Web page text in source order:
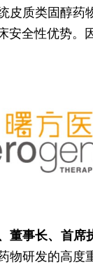
皮质类固醇
安全性优势。
董事长、首席
物研发的高度